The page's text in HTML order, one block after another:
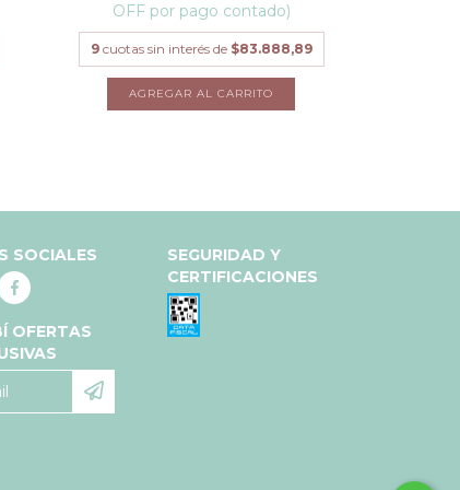
OFF por pago contado)
9 cuotas sin interés de $83.888,89
SOCIALES
OFERTAS
SEGURIDAD Y
CERTIFICACIONES